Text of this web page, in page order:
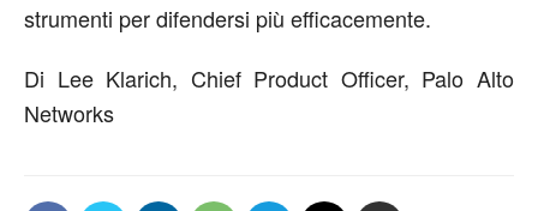
strumenti per difendersi più efficacemente.
Di Lee Klarich, Chief Product Officer, Palo Alto
Networks